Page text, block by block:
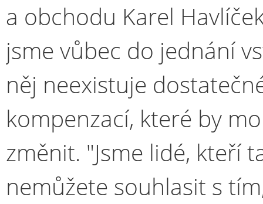
a obchodu Karel
jsme vůbec do jednání
něj neexistuje
kompenzací, které by
změnit. "Jsme lidé, kteří
nemůžete souhlasit s